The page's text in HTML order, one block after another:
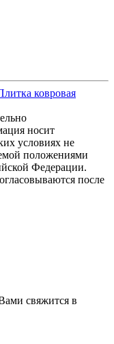
ковровая
носит
условиях не
положениями
Федерации.
после
свяжится в